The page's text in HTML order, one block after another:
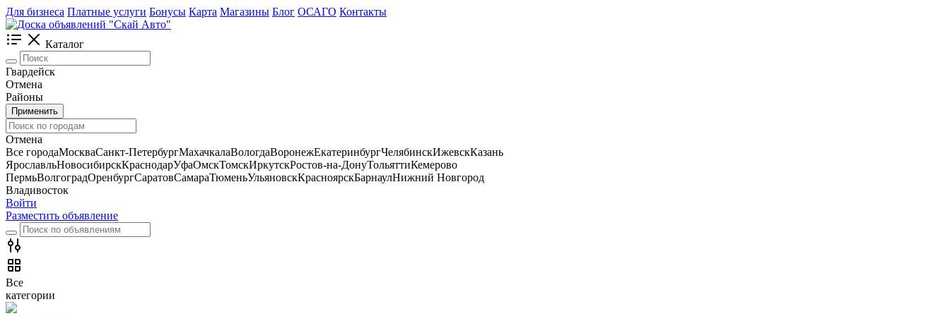
Для бизнеса Платные услуги Бонусы Карта Магазины Блог ОСАГО Контакты
Каталог
Гвардейск
Отмена
Районы
Применить
Отмена
Все городаМоскваСанкт-ПетербургМахачкалаВологдаВоронежЕкатеринбургЧелябинскИжевскКазань
ЯрославльНовосибирскКраснодарУфаОмскТомскИркутскРостов-на-ДонуТольяттиКемерово
ПермьВолгоградОренбургСаратовСамараТюменьУльяновскКрасноярскБарнаулНижний Новгород
Владивосток
Войти
Разместить объявление
Все
категории